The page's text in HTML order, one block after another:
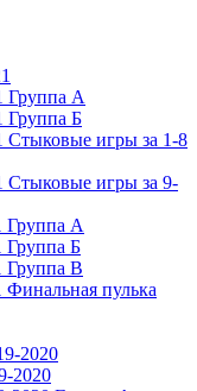
Группа А
Группа Б
Стыковые игры за 1-8
Стыковые игры за 9-
Группа А
Группа Б
Группа В
Финальная пулька
2020
2020